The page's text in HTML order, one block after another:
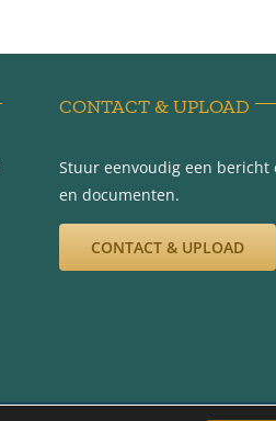
CONTACT & UPLOAD
Stuur eenvoudig een bericht
en documenten.
CONTACT & UPLOAD